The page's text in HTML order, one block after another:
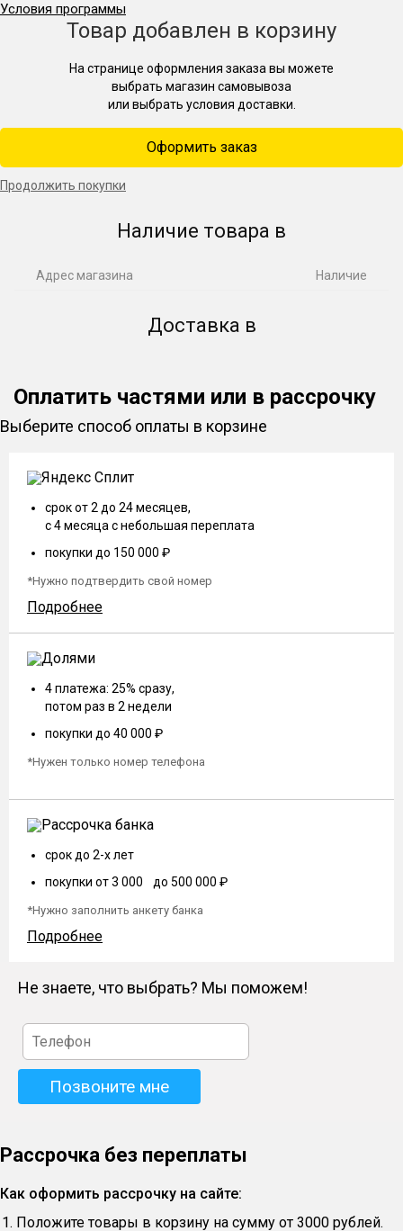
Условия программы
Товар добавлен в корзину
На странице оформления заказа вы можете
выбрать магазин самовывоза
или выбрать условия доставки.
Оформить заказ
Продолжить покупки
Наличие товара в
Адрес магазина Наличие
Доставка в
Оплатить частями или в рассрочку
Выберите способ оплаты в корзине
срок от 2 до 24 месяцев,
с 4 месяца с небольшая переплата
покупки до 150 000 ₽
*Нужно подтвердить свой номер
Подробнее
4 платежа: 25% сразу,
потом раз в 2 недели
покупки до 40 000 ₽
*Нужен только номер телефона
срок до 2-х лет
покупки от 3 000 до 500 000 ₽
*Нужно заполнить анкету банка
Подробнее
Не знаете, что выбрать? Мы поможем!
Рассрочка без переплаты
Как оформить рассрочку на сайте:
Положите товары в корзину на сумму от 3000 рублей.